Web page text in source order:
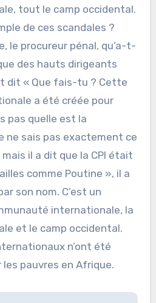
tout le camp occidental.
de ces scandales ?
le procureur pénal, qu’a-t-
des hauts dirigeants
dit « Que fais-tu ? Cette
a été créée pour
pas quelle est la
ne sais pas exactement ce
mais il a dit que la CPI était
comme Poutine », il a
son nom. C’est un
internationale, la
et le camp occidental.
n’ont été
pauvres en Afrique.